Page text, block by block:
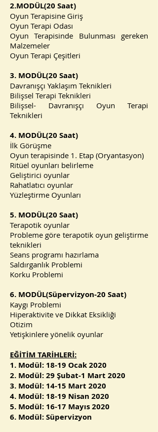
2.MODÜL(20 Saat)
Oyun Terapisine Giriş
Oyun Terapi Odası
Oyun Terapisinde Bulunması gereken
Malzemeler
Oyun Terapi Çeşitleri
3. MODÜL(20 Saat)
Davranışçı Yaklaşım Teknikleri
Bilişsel Terapi Teknikleri
Bilişsel- Davranışçı Oyun Terapi
Teknikleri
4. MODÜL(20 Saat)
İlk Görüşme
Oyun terapisinde 1. Etap (Oryantasyon)
Ritüel oyunları belirleme
Geliştirici oyunlar
Rahatlatıcı oyunlar
Yüzleştirme Oyunları
5. MODÜL(20 Saat)
Terapotik oyunlar
Probleme göre terapotik oyun geliştirme
teknikleri
Seans programı hazırlama
Saldırganlık Problemi
Korku Problemi
6. MODÜL(Süpervizyon-20 Saat)
Kaygı Problemi
Hiperaktivite ve Dikkat Eksikliği
Otizim
Yetişkinlere yönelik oyunlar
EĞİTİM TARİHLERİ:
1. Modül: 18-19 Ocak 2020
2. Modül: 29 Şubat-1 Mart 2020
3. Modül: 14-15 Mart 2020
4. Modül: 18-19 Nisan 2020
5. Modül: 16-17 Mayıs 2020
6. Modül: Süpervizyon